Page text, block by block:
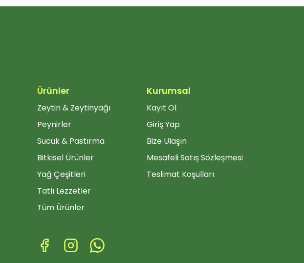
Ürünler
Zeytin & Zeytinyağı
Peynirler
Sucuk & Pastırma
Bitkisel Ürünler
Yağ Çeşitleri
Tatlı Lezzetler
Tüm Ürünler
Kurumsal
Kayıt Ol
Giriş Yap
Bize Ulaşın
Mesafeli Satış Sözleşmesi
Teslimat Koşulları